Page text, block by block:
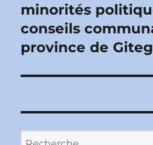
suivante :
minorités
conseils
province de
Recherche